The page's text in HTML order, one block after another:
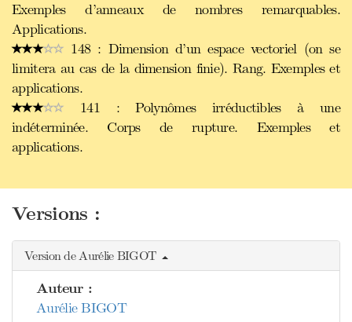
Exemples d’anneaux de nombres remarquables.
Applications.
148 : Dimension d’un espace vectoriel (on se
limitera au cas de la dimension finie). Rang. Exemples et
applications.
141 : Polynômes irréductibles à une
indéterminée. Corps de rupture. Exemples et
applications.
Versions :
Version de Aurélie BIGOT
Auteur :
Aurélie BIGOT